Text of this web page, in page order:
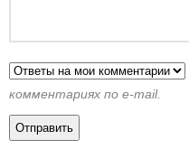
комментариях по e-mail.